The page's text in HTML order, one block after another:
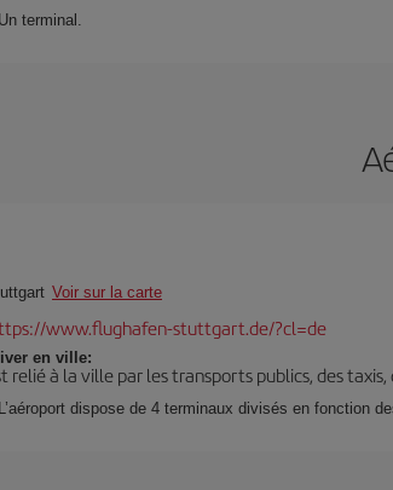
Un terminal.
Voir sur la carte
www.flughafen-stuttgart.de/?cl=de
en ville:
relié à la ville par les transports publics, des
L’aéroport dispose de 4 terminaux divisés en fonction